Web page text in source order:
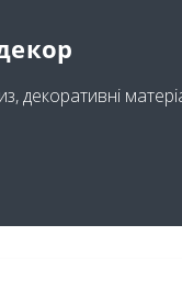
декоративні